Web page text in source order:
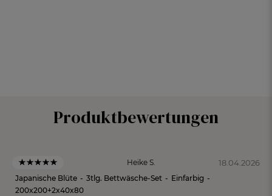
Produktbewertungen
Heike S. 18.04.2026
Japanische Blüte - 3tlg. Bettwäsche-Set - Einfarbig -
200x200+2x40x80